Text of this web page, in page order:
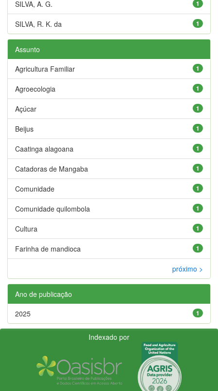
1
SILVA, A. G.
1
SILVA, R. K. da
Assunto
1
Agricultura Familiar
1
Agroecologia
1
Açúcar
1
Beijus
1
Caatinga alagoana
1
Catadoras de Mangaba
1
Comunidade
1
Comunidade quilombola
1
Cultura
1
Farinha de mandioca
próximo >
Ano de publicação
1
2025
Indexado por